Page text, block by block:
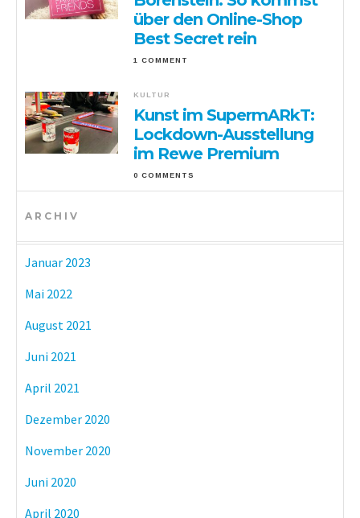
über den Online-Shop
Best Secret rein
1 COMMENT
KULTUR
Kunst im SupermARkT:
Lockdown-Ausstellung
im Rewe Premium
0 COMMENTS
ARCHIV
Januar 2023
Mai 2022
August 2021
Juni 2021
April 2021
Dezember 2020
November 2020
Juni 2020
April 2020